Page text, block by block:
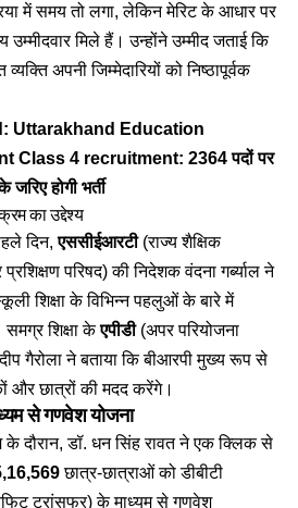
में समय तो लगा, लेकिन मेरिट के आधार पर
उम्मीदवार मिले हैं। उन्होंने उम्मीद जताई कि
अपनी जिम्मेदारियों को निष्ठापूर्वक
Uttarakhand Education
Class 4 recruitment: 2364 पदों पर
होगी भर्ती
का उद्देश्य
दिन,एससीईआरटी(राज्य शैक्षिक
परिषद) की निदेशक वंदना गर्ब्याल ने
शिक्षा के विभिन्न पहलुओं के बारे में
समग्र शिक्षा केएपीडी(अपर परियोजना
गैरोला ने बताया कि बीआरपी मुख्य रूप से
और छात्रों की मदद करेंगे।
से गणवेश योजना
के दौरान, डॉ. धन सिंह रावत ने एक क्लिक से
छात्र-छात्राओं को डीबीटी
ट्रांसफर) के माध्यम से गणवेश